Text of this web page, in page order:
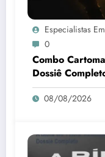
Especialistas
0
Combo
Dossiê
08/08/2026